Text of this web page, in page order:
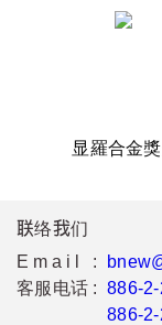
显羅合金
联络我们
Email :
客服电话 : 886-
886-